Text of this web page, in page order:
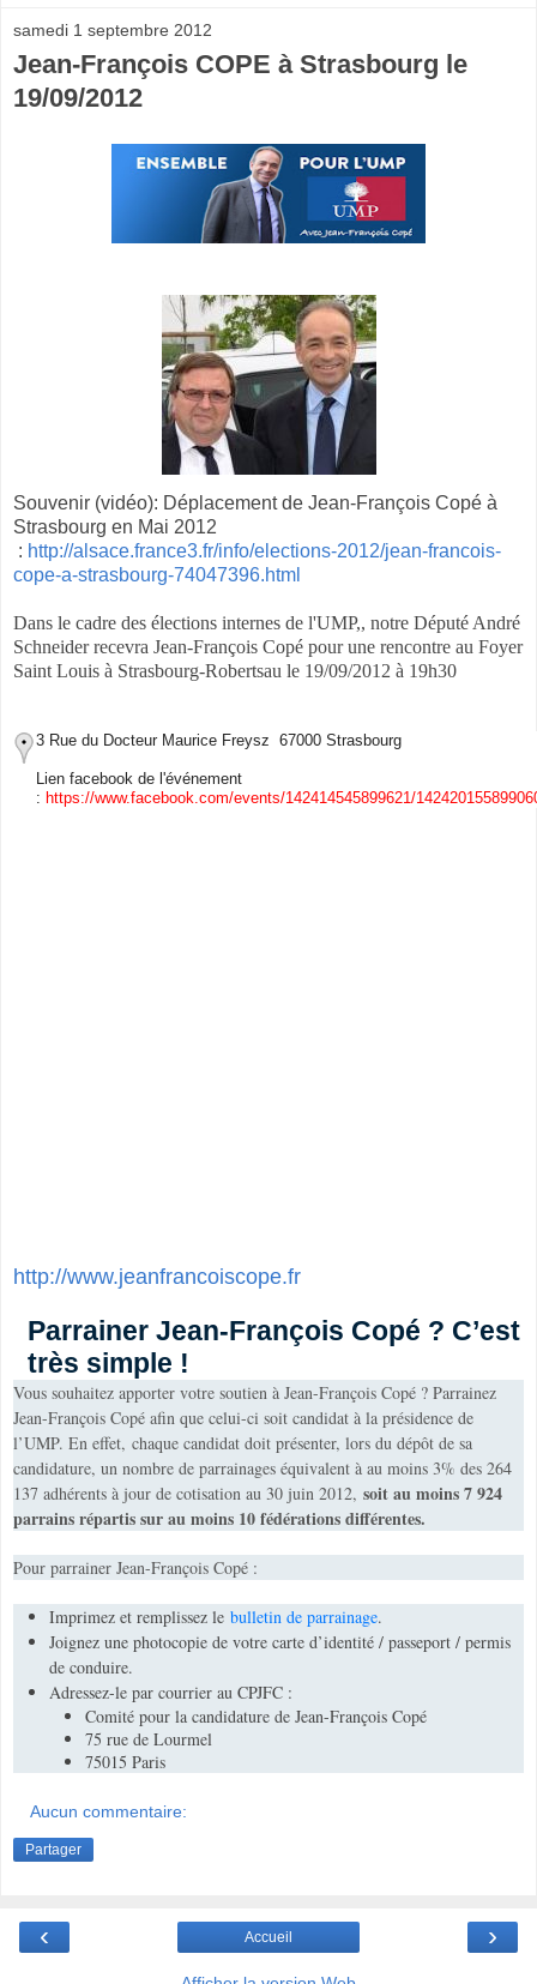
samedi 1 septembre 2012
Jean-François COPE à Strasbourg le
19/09/2012
Souvenir (vidéo): Déplacement de Jean-François Copé à
Strasbourg en Mai 2012
: http://alsace.france3.fr/info/elections-2012/jean-francois-
cope-a-strasbourg-74047396.html
Dans le cadre des élections internes de l'UMP,, notre Député André
Schneider recevra Jean-François Copé pour une rencontre au Foyer
Saint Louis à Strasbourg-Robertsau le 19/09/2012 à 19h30
3 Rue du Docteur Maurice Freysz 67000 Strasbourg
Lien facebook de l'événement
: https://www.facebook.com/events/142414545899621/
http://www.jeanfrancoiscope.fr
Parrainer Jean-François Copé ? C’est
très simple !
Vous souhaitez apporter votre soutien à Jean-François Copé ? Parrainez
Jean-François Copé afin que celui-ci soit candidat à la présidence de
l’UMP. En effet, chaque candidat doit présenter, lors du dépôt de sa
candidature, un nombre de parrainages équivalent à au moins 3% des 264
137 adhérents à jour de cotisation au 30 juin 2012, soit au moins 7 924
parrains répartis sur au moins 10 fédérations différentes.
Pour parrainer Jean-François Copé :
Imprimez et remplissez le bulletin de parrainage.
Joignez une photocopie de votre carte d’identité / passeport / permis
de conduire.
Adressez-le par courrier au CPJFC :
Comité pour la candidature de Jean-François Copé
75 rue de Lourmel
75015 Paris
Aucun commentaire:
Partager
‹ ›
Accueil